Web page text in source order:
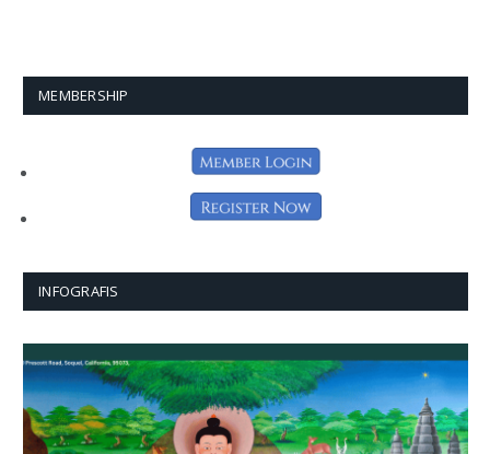
MEMBERSHIP
INFOGRAFIS